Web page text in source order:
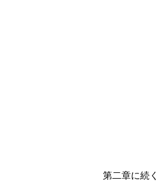
第二章に続く